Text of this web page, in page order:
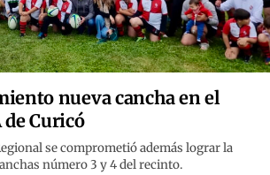
nueva cancha en el
de Curicó
se comprometió además lograr la
número 3 y 4 del recinto.